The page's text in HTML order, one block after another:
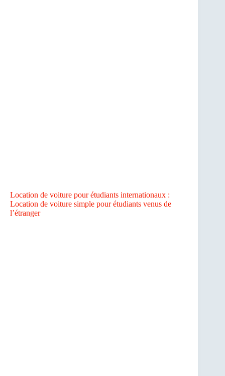
Location de voiture pour étudiants internationaux :
Location de voiture simple pour étudiants venus de
l’étranger